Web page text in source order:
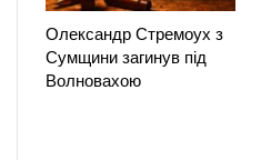
Олександр Стремоух з
Сумщини загинув під
Волновахою